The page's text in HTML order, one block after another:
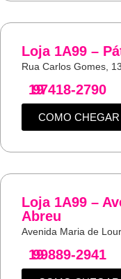
Loja 1A99 –
Rua Carlos Gomes,
19
97418-2790
COMO CHEGAR
Loja 1A99 –
Abreu
Avenida Maria de
19
99889-2941